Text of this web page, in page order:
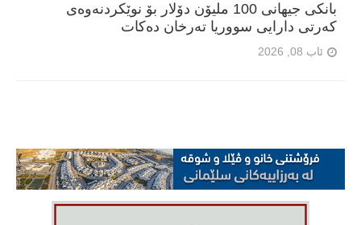
بانکی جیهانی 100 ملیۆن دۆلار بۆ نوێکردنەوەی
کەرتی دارایی سووریا تەرخان دەکات
ئاب 08, 2026